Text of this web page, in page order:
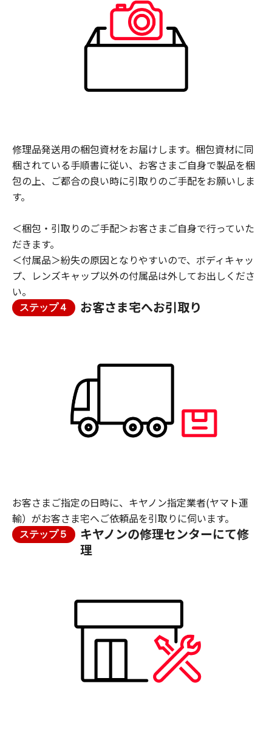
修理品発送用の梱包資材をお届けします。梱包資材に同
梱されている手順書に従い、お客さまご自身で製品を梱
包の上、ご都合の良い時に引取りのご手配をお願いしま
す。
＜梱包・引取りのご手配＞お客さまご自身で行っていた
だきます。
＜付属品＞紛失の原因となりやすいので、ボディキャッ
プ、レンズキャップ以外の付属品は外してお出しくださ
い。
ステップ４ お客さま宅へお引取り
お客さまご指定の日時に、キヤノン指定業者(ヤマト運
輸）がお客さま宅へご依頼品を引取りに伺います。
ステップ５
キヤノンの修理センターにて修
理